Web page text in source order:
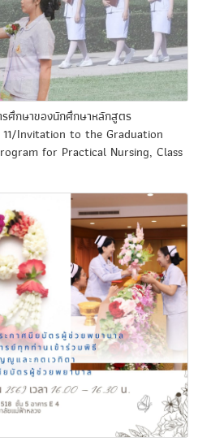
รศึกษาของนักศึกษาหลักสูตร
Invitation to the Graduation
for Practical Nursing, Class